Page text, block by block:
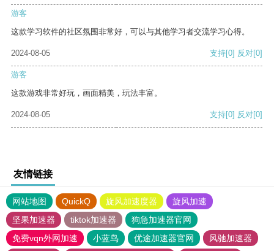
游客
这款学习软件的社区氛围非常好，可以与其他学习者交流学习心得。
2024-08-05 支持[0] 反对[0]
游客
这款游戏非常好玩，画面精美，玩法丰富。
2024-08-05 支持[0] 反对[0]
友情链接
网站地图 QuickQ 旋风加速度器
旋风加速
坚果加速器
tiktok加速器
狗急加速器官网
免费vqn外网加速
小蓝鸟 优途加速器官网
风驰加速器